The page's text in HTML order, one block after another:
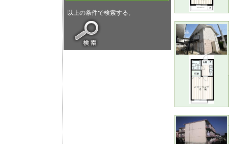
以上の条件で検索する。